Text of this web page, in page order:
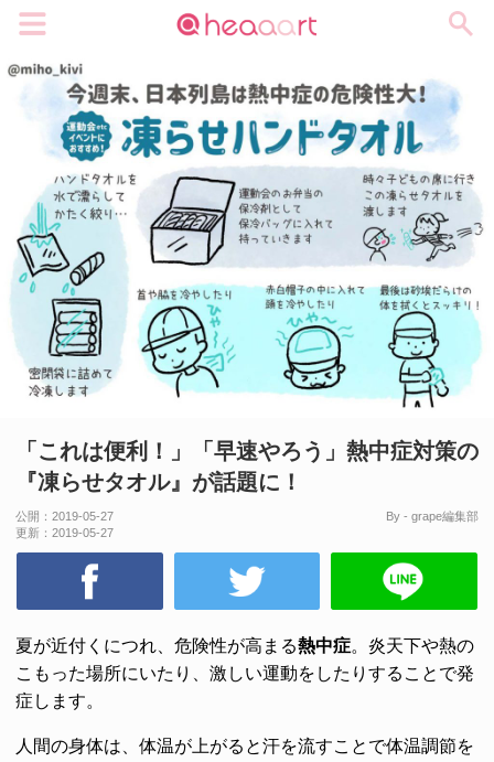
「これは便利！」「早速やろう」熱中症対策の
『凍らせタオル』が話題に！
公開： 2019-05-27
更新： 2019-05-27
By - grape編集部
夏が近付くにつれ、危険性が高まる熱中症。炎天下や熱の
こもった場所にいたり、激しい運動をしたりすることで発
症します。
人間の身体は、体温が上がると汗を流すことで体温調節を